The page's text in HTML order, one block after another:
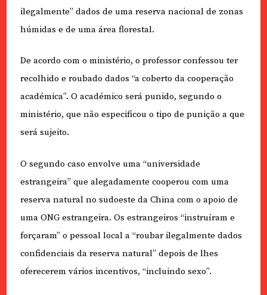
ilegalmente” dados de uma reserva nacional de zonas
húmidas e de uma área florestal.
De acordo com o ministério, o professor confessou ter
recolhido e roubado dados “a coberto da cooperação
académica”. O académico será punido, segundo o
ministério, que não especificou o tipo de punição a que
será sujeito.
O segundo caso envolve uma “universidade
estrangeira” que alegadamente cooperou com uma
reserva natural no sudoeste da China com o apoio de
uma ONG estrangeira. Os estrangeiros “instruíram e
forçaram” o pessoal local a “roubar ilegalmente dados
confidenciais da reserva natural” depois de lhes
oferecerem vários incentivos, “incluindo sexo”.